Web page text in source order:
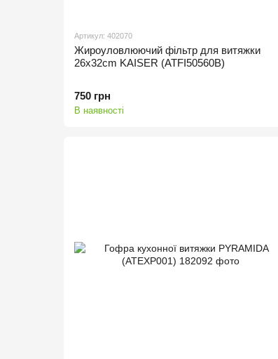
Артикул: 402070
Жироуловлюючий фільтр для витяжки
26x32cm KAISER (ATFI50560B)
750 грн
В наявності